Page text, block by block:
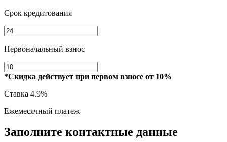
Срок кредитования
Первоначальный взнос
*Скидка действует при первом взносе от 10%
Ставка 4.9%
Ежемесячный платеж
Заполните контактные данные